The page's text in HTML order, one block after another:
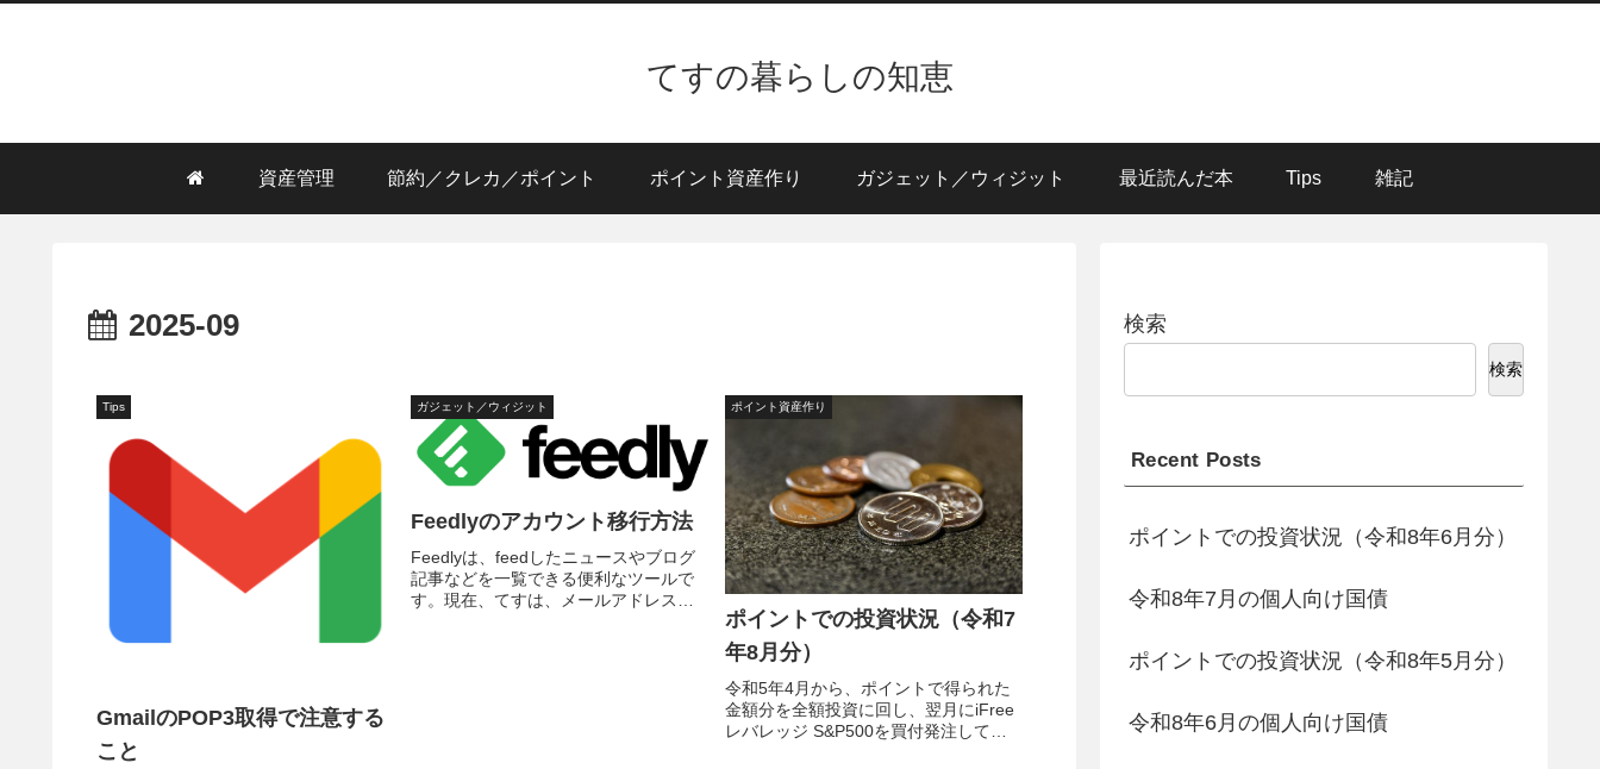
てすの暮らしの知恵
資産管理 節約／クレカ／ポイント ポイント資産作り ガジェット／ウィジット 最近読んだ本 Tips 雑記
2025-09
Tips
GmailのPOP3取得で注意する
こと
ガジェット／ウィジット
Feedlyのアカウント移行方法
Feedlyは、feedしたニュースやブログ
記事などを一覧できる便利なツールで
す。現在、てすは、メールアドレスの
ポイント資産作り
ポイントでの投資状況（令和7
年8月分）
令和5年4月から、ポイントで得られた
金額分を全額投資に回し、翌月にiFree
レバレッジ S&P500を買付発注してい
検索
検索
Recent Posts
ポイントでの投資状況（令和8年6月分）
令和8年7月の個人向け国債
ポイントでの投資状況（令和8年5月分）
令和8年6月の個人向け国債